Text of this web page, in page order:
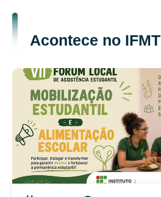
Acontece no IFMT